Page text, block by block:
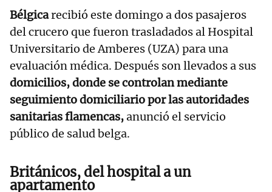
Bélgicarecibió este domingo a dos pasajeros
del crucero que fueron trasladados al Hospital
Universitario de Amberes (UZA) para una
evaluación médica. Después son llevados a sus
domicilios, donde se controlan mediante
seguimiento domiciliario por las autoridades
sanitarias flamencas,anunció el servicio
público de salud belga.
Británicos, del hospital a un
apartamento